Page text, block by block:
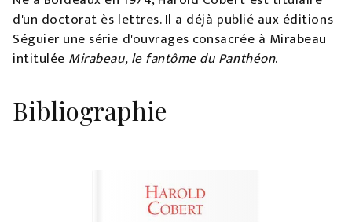
d'un doctorat ès lettres. Il a déjà publié aux éditions
Séguier une série d'ouvrages consacrée à Mirabeau
intitulée Mirabeau, le fantôme du Panthéon.
Bibliographie